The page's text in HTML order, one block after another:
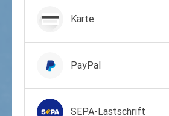
Karte
PayPal
SEPA-Lastschrift